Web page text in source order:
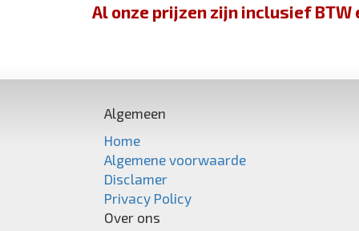
Al onze prijzen zijn inclusief
Algemeen
Home
Algemene voorwaarde
Disclamer
Privacy Policy
Over ons